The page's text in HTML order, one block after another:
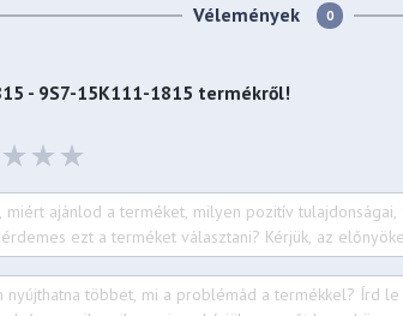
Vélemények 0
- 9S7-15K111-1815 termékről!